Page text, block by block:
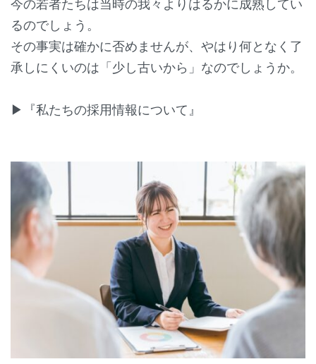
るのでしょう。
その事実は確かに否めませんが、やはり何となく了
承しにくいのは「少し古いから」なのでしょうか。
▶『私たちの採用情報について』